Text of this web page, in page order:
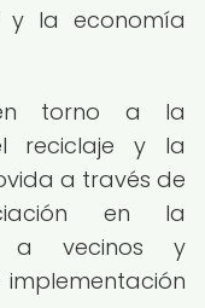
y la economía
torno a la
reciclaje y la
a través de
en la
a vecinos y